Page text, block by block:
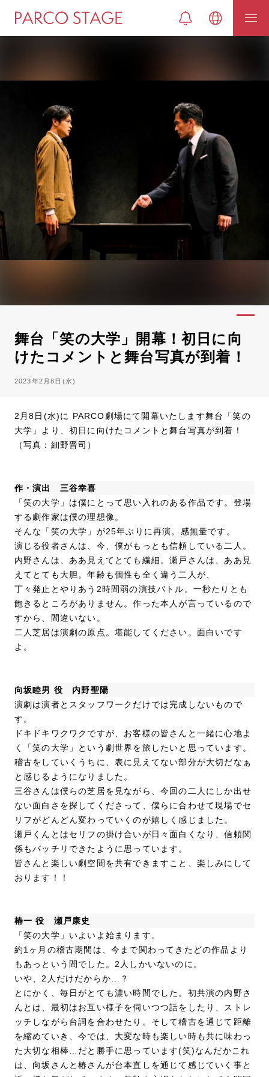
舞台「笑の大学」開幕！初日に向
けたコメントと舞台写真が到着！
2023年2月8日(水)
2月8日(水)に PARCO劇場にて開幕いたします舞台「笑の
大学」より、初日に向けたコメントと舞台写真が到着！
（写真：細野晋司）
作・演出 三谷幸喜
「笑の大学」は僕にとって思い入れのある作品です。登場
する劇作家は僕の理想像。
そんな「笑の大学」が25年ぶりに再演。感無量です。
演じる役者さんは、今、僕がもっとも信頼している二人。
内野さんは、ああ見えてとても繊細。瀬戸さんは、ああ見
えてとても大胆。年齢も個性も全く違う二人が、
丁々発止とやりあう2時間弱の演技バトル。一秒たりとも
飽きるところがありません。作った本人が言っているので
すから、間違いない。
二人芝居は演劇の原点。堪能してください。面白いです
よ。
向坂睦男 役 内野聖陽
演劇は演者とスタッフワークだけでは完成しないもので
す。
ドキドキワクワクですが、お客様の皆さんと一緒に心地よ
く「笑の大学」という劇世界を旅したいと思っています。
稽古をしていくうちに、表に見えてない部分が大切だなぁ
と感じるようになりました。
三谷さんは僕らの芝居を見ながら、今回の二人にしか出せ
ない面白さを探してくださって、僕らに合わせて現場でセ
リフがどんどん変わっていくのが嬉しく感じました。
瀬戸くんとはセリフの掛け合いが日々面白くなり、信頼関
係もバッチリできたように思っています。
皆さんと楽しい劇空間を共有できますこと、楽しみにして
おります！！
椿一 役 瀬戸康史
「笑の大学」いよいよ始まります。
約1ヶ月の稽古期間は、今まで関わってきたどの作品より
もあっという間でした。2人しかいないのに。
いや、2人だけだからか…？
とにかく、毎日がとても濃い時間でした。初共演の内野さ
んとは、最初はお互い様子を伺いつつ話をしたり、ストレ
ッチしながら台詞を合わせたり。そして稽古を通じて距離
を縮めていき、今では、大変な時も楽しい時も共に味わっ
た大切な相棒…だと勝手に思っています(笑)なんだかこれ
は、向坂さんと椿さんが台本直しを通じて感じていく事と